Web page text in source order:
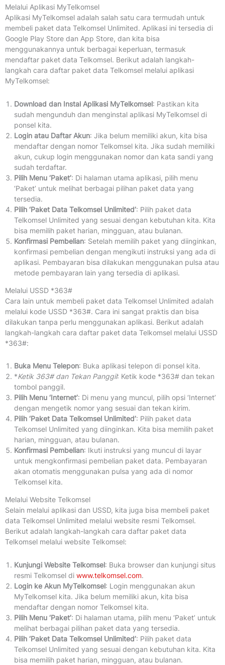
Melalui Aplikasi MyTelkomsel
Aplikasi MyTelkomsel adalah salah satu cara termudah untuk
membeli paket data Telkomsel Unlimited. Aplikasi ini tersedia di
Google Play Store dan App Store, dan kita bisa
menggunakannya untuk berbagai keperluan, termasuk
mendaftar paket data Telkomsel. Berikut adalah langkah-
langkah cara daftar paket data Telkomsel melalui aplikasi
MyTelkomsel:
Download dan Instal Aplikasi MyTelkomsel: Pastikan kita
sudah mengunduh dan menginstal aplikasi MyTelkomsel di
ponsel kita.
Login atau Daftar Akun: Jika belum memiliki akun, kita bisa
mendaftar dengan nomor Telkomsel kita. Jika sudah memiliki
akun, cukup login menggunakan nomor dan kata sandi yang
sudah terdaftar.
Pilih Menu ‘Paket’: Di halaman utama aplikasi, pilih menu
‘Paket’ untuk melihat berbagai pilihan paket data yang
tersedia.
Pilih ‘Paket Data Telkomsel Unlimited’: Pilih paket data
Telkomsel Unlimited yang sesuai dengan kebutuhan kita. Kita
bisa memilih paket harian, mingguan, atau bulanan.
Konfirmasi Pembelian: Setelah memilih paket yang diinginkan,
konfirmasi pembelian dengan mengikuti instruksi yang ada di
aplikasi. Pembayaran bisa dilakukan menggunakan pulsa atau
metode pembayaran lain yang tersedia di aplikasi.
Melalui USSD *363#
Cara lain untuk membeli paket data Telkomsel Unlimited adalah
melalui kode USSD *363#. Cara ini sangat praktis dan bisa
dilakukan tanpa perlu menggunakan aplikasi. Berikut adalah
langkah-langkah cara daftar paket data Telkomsel melalui USSD
*363#:
Buka Menu Telepon: Buka aplikasi telepon di ponsel kita.
*Ketik 363# dan Tekan Panggil: Ketik kode *363# dan tekan
tombol panggil.
Pilih Menu ‘Internet’: Di menu yang muncul, pilih opsi ‘Internet’
dengan mengetik nomor yang sesuai dan tekan kirim.
Pilih ‘Paket Data Telkomsel Unlimited’: Pilih paket data
Telkomsel Unlimited yang diinginkan. Kita bisa memilih paket
harian, mingguan, atau bulanan.
Konfirmasi Pembelian: Ikuti instruksi yang muncul di layar
untuk mengkonfirmasi pembelian paket data. Pembayaran
akan otomatis menggunakan pulsa yang ada di nomor
Telkomsel kita.
Melalui Website Telkomsel
Selain melalui aplikasi dan USSD, kita juga bisa membeli paket
data Telkomsel Unlimited melalui website resmi Telkomsel.
Berikut adalah langkah-langkah cara daftar paket data
Telkomsel melalui website Telkomsel:
Kunjungi Website Telkomsel: Buka browser dan kunjungi situs
resmi Telkomsel diwww.telkomsel.com.
Login ke Akun MyTelkomsel: Login menggunakan akun
MyTelkomsel kita. Jika belum memiliki akun, kita bisa
mendaftar dengan nomor Telkomsel kita.
Pilih Menu ‘Paket’: Di halaman utama, pilih menu ‘Paket’ untuk
melihat berbagai pilihan paket data yang tersedia.
Pilih ‘Paket Data Telkomsel Unlimited’: Pilih paket data
Telkomsel Unlimited yang sesuai dengan kebutuhan kita. Kita
bisa memilih paket harian, mingguan, atau bulanan.